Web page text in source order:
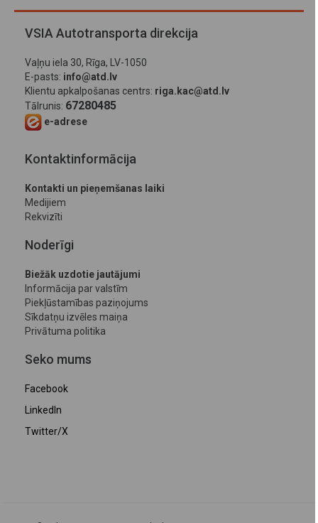
VSIA Autotransporta direkcija
Vaļņu iela 30, Rīga, LV-1050
E-pasts: info@atd.lv
Klientu apkalpošanas centrs: riga.kac@atd.lv
Tālrunis: 67280485
e-adrese
Kontaktinformācija
Kontakti un pieņemšanas laiki
Medijiem
Rekvizīti
Noderīgi
Biežāk uzdotie jautājumi
Informācija par valstīm
Piekļūstamības paziņojums
Sīkdatņu izvēles maiņa
Privātuma politika
Seko mums
Facebook
LinkedIn
Twitter/X